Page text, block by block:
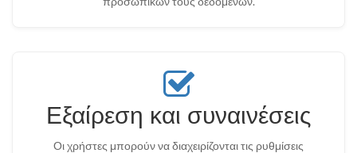
Εξαίρεση και συναινέσεις
Οι χρήστες μπορούν να διαχειρίζονται τις ρυθμίσεις